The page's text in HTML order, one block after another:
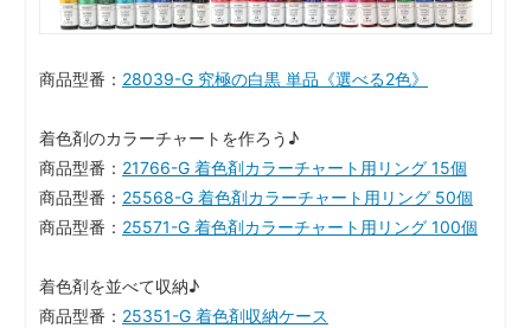
商品型番： 28039-G 究極の白黒 単品《選べる2色》
着色剤のカラーチャートを作ろう♪
商品型番： 21766-G 着色剤カラーチャート用リング 15個
商品型番： 25568-G 着色剤カラーチャート用リング 50個
商品型番： 25571-G 着色剤カラーチャート用リング 100個
着色剤を並べて収納♪
商品型番： 25351-G 着色剤収納ケース